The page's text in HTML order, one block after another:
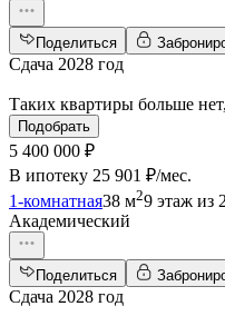
Поделиться
Сдача 2028 год
Таких квартиры больше
Подобрать
5 400 000 ₽
В ипотеку 25 901 ₽/мес.
1-комнатная38 м29 этаж из
Академический
Поделиться
Сдача 2028 год